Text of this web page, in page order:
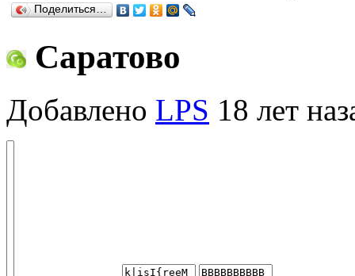
Поделиться…
Саратово
Добавлено LPS 18 лет